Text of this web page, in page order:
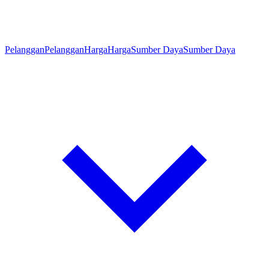
PelangganPelangganHargaHargaSumber DayaSumber Daya